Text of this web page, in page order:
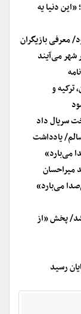
«این دنیا یه
معرفی بازیگران
شهر می‌آیند
ترکیه و
سریال داد
یادداشت
می‌بارد»
میراحسان
می‌بارد»
بازیگر سریال «نوار زرد ۲» شد/ پخش «از
رسید